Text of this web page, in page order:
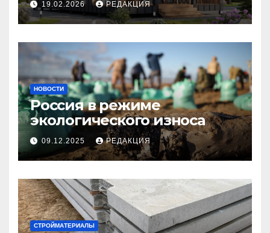
19.02.2026 РЕДАКЦИЯ
НОВОСТИ
Россия в режиме
экологического износа
09.12.2025 РЕДАКЦИЯ
СТРОЙМАТЕРИАЛЫ